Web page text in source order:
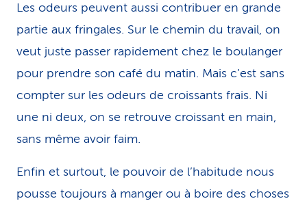
Les odeurs peuvent aussi contribuer en grande
partie aux fringales. Sur le chemin du travail, on
veut juste passer rapidement chez le boulanger
pour prendre son café du matin. Mais c’est sans
compter sur les odeurs de croissants frais. Ni
une ni deux, on se retrouve croissant en main,
sans même avoir faim.
Enfin et surtout, le pouvoir de l’habitude nous
pousse toujours à manger ou à boire des choses